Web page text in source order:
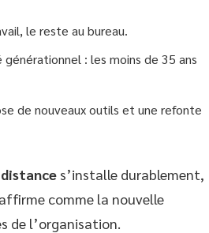
le reste au bureau.
: les moins de 35 ans
de nouveaux outils et une refonte
s’installe durablement,
comme la nouvelle
de l’organisation.